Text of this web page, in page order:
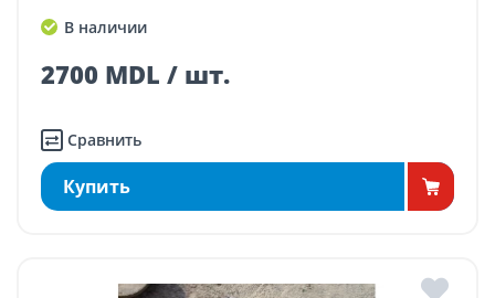
В наличии
2700 MDL / шт.
Сравнить
Купить